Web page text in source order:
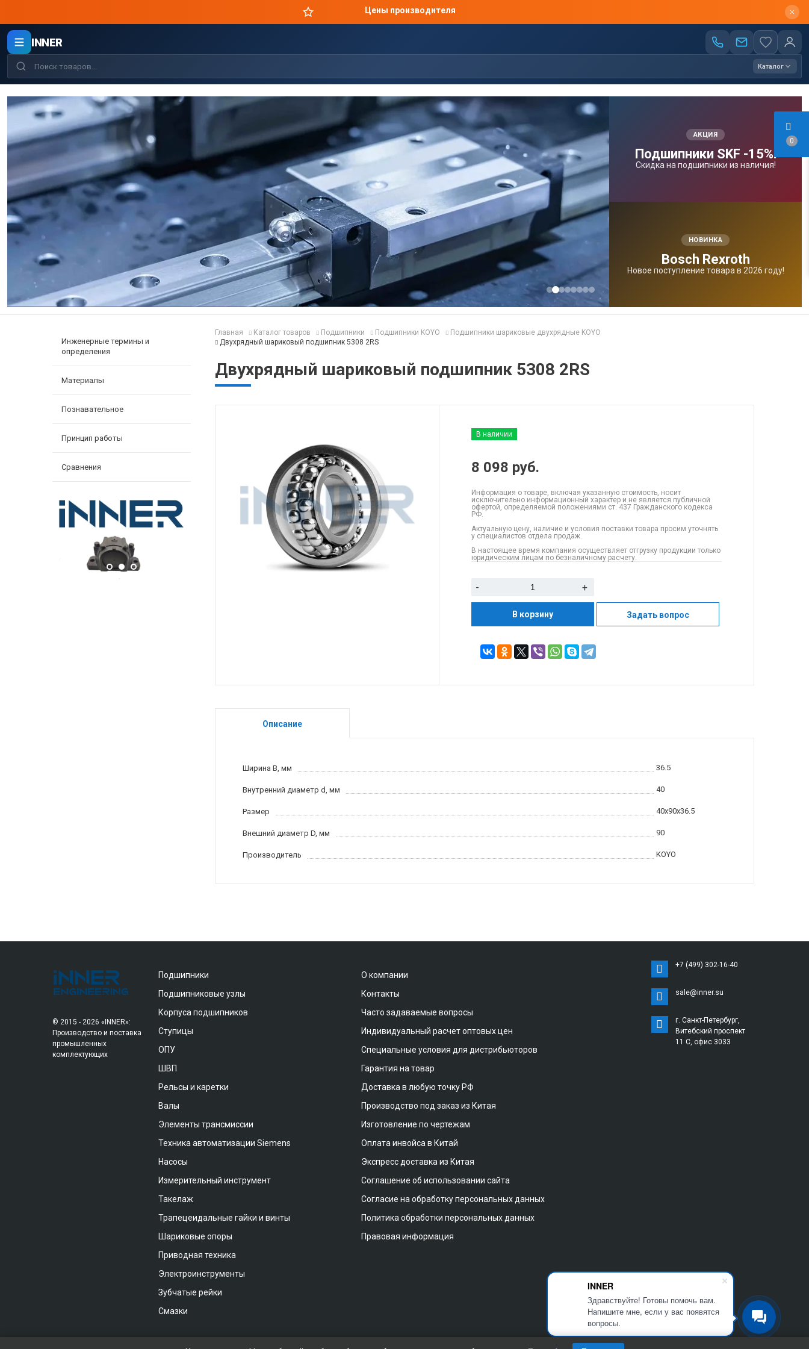
INNER
Здравствуйте! Готовы помочь вам.
Напишите мне, если у вас появятся
вопросы.
0
Цены производителя
INNER
Каталог
АКЦИЯ
Подшипники SKF -15%!
Скидка на подшипники из наличия!
НОВИНКА
Bosсh Rexroth
Новое поступление товара в 2026 году!
Инженерные термины и
определения
Материалы
Познавательное
Принцип работы
Сравнения
Главная Каталог товаров Подшипники Подшипники KOYO
Подшипники шариковые двухрядные KOYO
Двухрядный шариковый подшипник 5308 2RS
Двухрядный шариковый подшипник 5308 2RS
В наличии
8 098 руб.
Информация о товаре, включая указанную стоимость, носит
исключительно информационный характер и не является публичной
офертой, определяемой положениями ст. 437 Гражданского кодекса
РФ.
Актуальную цену, наличие и условия поставки товара просим уточнять
у специалистов отдела продаж.
В настоящее время компания осуществляет отгрузку продукции только
юридическим лицам по безналичному расчету.
- +
В корзину Задать вопрос
Описание
Ширина B, мм 36.5
Внутренний диаметр d, мм 40
Размер 40x90x36.5
Внешний диаметр D, мм 90
Производитель KOYO
© 2015 - 2026 «INNER»:
Производство и поставка
промышленных
комплектующих
Подшипники
Подшипниковые узлы
Корпуса подшипников
Ступицы
ОПУ
ШВП
Рельсы и каретки
Валы
Элементы трансмиссии
Техника автоматизации Siemens
Насосы
Измерительный инструмент
Такелаж
Трапецеидальные гайки и винты
Шариковые опоры
Приводная техника
Электроинструменты
Зубчатые рейки
Смазки
О компании
Контакты
Часто задаваемые вопросы
Индивидуальный расчет оптовых цен
Специальные условия для дистрибьюторов
Гарантия на товар
Доставка в любую точку РФ
Производство под заказ из Китая
Изготовление по чертежам
Оплата инвойса в Китай
Экспресс доставка из Китая
Соглашение об использовании сайта
Согласие на обработку персональных данных
Политика обработки персональных данных
Правовая информация
+7 (499) 302-16-40
sale@inner.su
г. Санкт-Петербург,
Витебский проспект
11 С, офис 3033